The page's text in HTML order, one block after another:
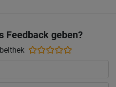
Feedback geben?